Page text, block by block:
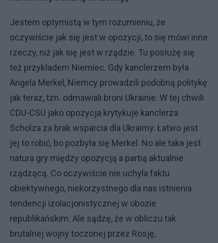
Jestem optymistą w tym rozumieniu, że
oczywiście jak się jest w opozycji, to się mówi inne
rzeczy, niż jak się jest w rządzie. Tu posłużę się
też przykładem Niemiec. Gdy kanclerzem była
Angela Merkel, Niemcy prowadzili podobną politykę
jak teraz, tzn. odmawiali broni Ukrainie. W tej chwili
CDU-CSU jako opozycja krytykuje kanclerza
Scholza za brak wsparcia dla Ukraimy. Łatwo jest
jej to robić, bo pozbyła się Merkel. No ale taka jest
natura gry między opozycją a partią aktualnie
rządzącą. Co oczywiście nie uchyla faktu
obiektywnego, niekorzystnego dla nas istnienia
tendencji izolacjonistycznej w obozie
republikańskim. Ale sądzę, że w obliczu tak
brutalnej wojny toczonej przez Rosję,